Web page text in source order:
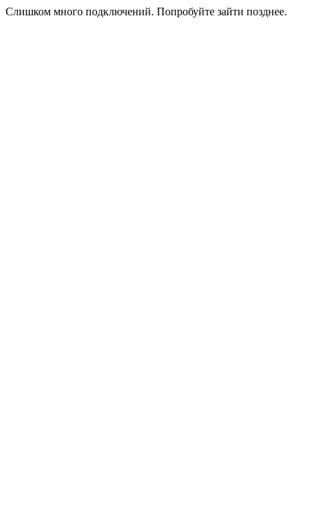
Слишком много подключений. Попробуйте зайти позднее.